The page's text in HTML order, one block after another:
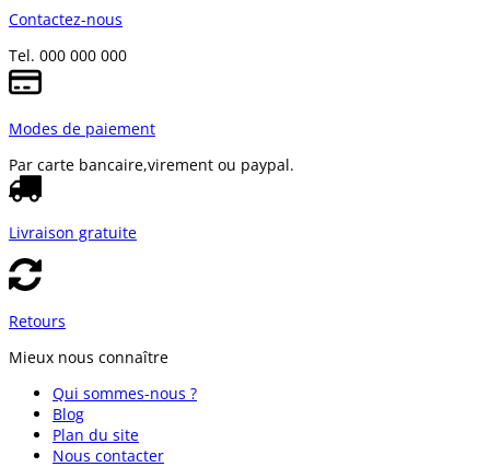
Contactez-nous
Tel. 000 000 000
Modes de paiement
Par carte bancaire,virement ou paypal.
Livraison gratuite
Retours
Mieux nous connaître
Qui sommes-nous ?
Blog
Plan du site
Nous contacter